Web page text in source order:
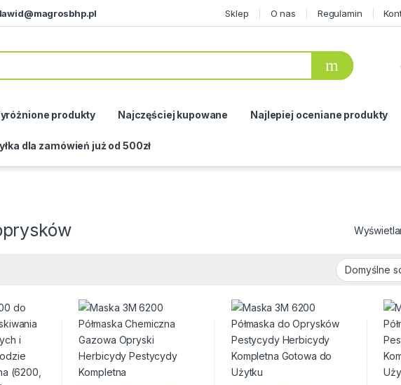
Sklep O nas Regulamin
produkty Najczęściej kupowane Najlepiej oceniane produkty
dla zamówień już od 500zł